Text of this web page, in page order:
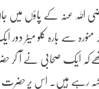
بخاری 4454 واعظ سُن کر حضرت عمر رضی
سے بارہ کلو میٹر
ایک صحابی نے آ کر
کہہ رہے ہیں۔ اس پر حضرت